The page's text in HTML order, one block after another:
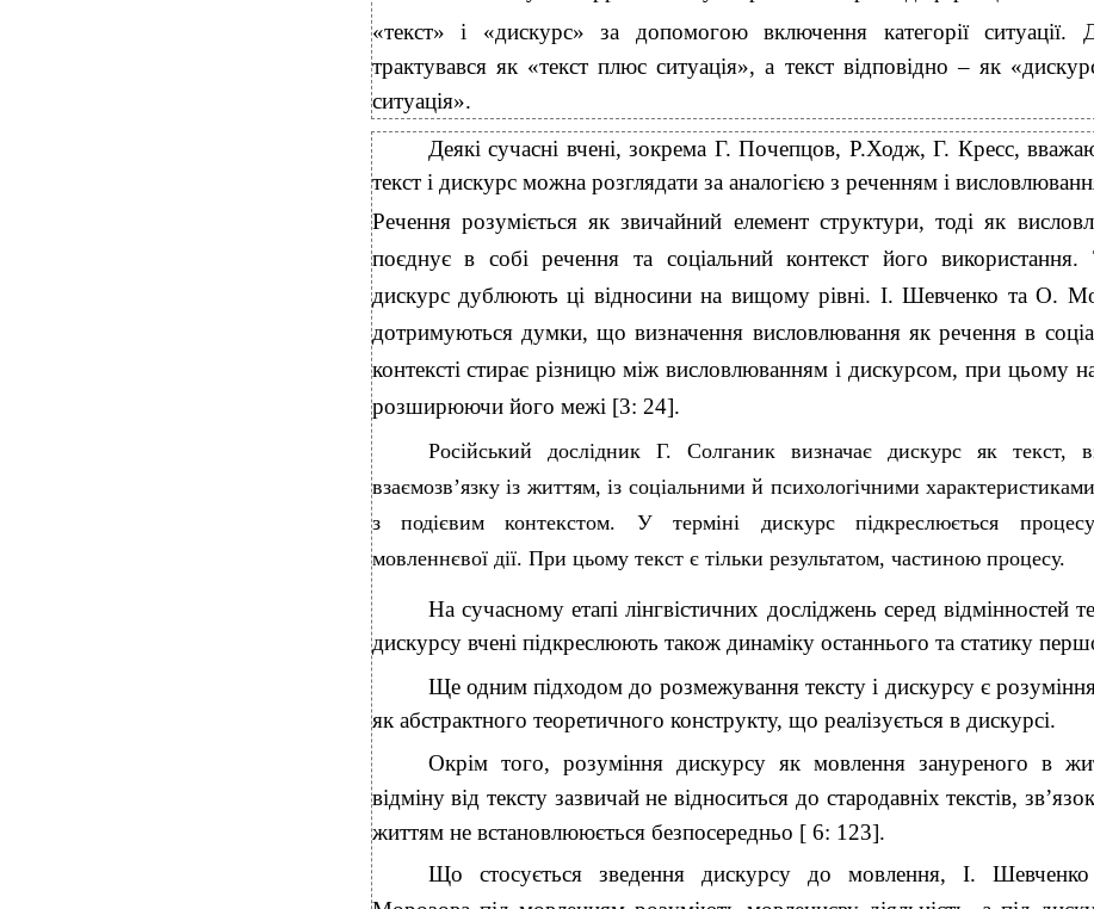
«текст» і «дискурс» за допомогою включення категорії ситуації.
трактувався як «текст плюс ситуація», а текст відповідно – як
ситуація».
Деякі сучасні вчені, зокрема Г. Почепцов, Р.Ходж, Г. Кресс,
текст і дискурс можна розглядати за аналогією з реченням і
Речення розуміється як звичайний елемент структури, тоді як
поєднує в собі речення та соціальний контекст його використання.
дискурс дублюють ці відносини на вищому рівні. І. Шевченко та О.
дотримуються думки, що визначення висловлювання як речення в
контексті стирає різницю між висловлюванням і дискурсом, при цьому
розширюючи його межі [3: 24].
Російський дослідник Г. Солганик визначає дискурс як текст,
взаємозв’язку із життям, із соціальними й психологічними
з подієвим контекстом. У терміні дискурс підкреслюється
мовленнєвої дії. При цьому текст є тільки результатом, частиною процесу.
На сучасному етапі лінгвістичних досліджень серед відмінностей
дискурсу вчені підкреслюють також динаміку останнього та статику
Ще одним підходом до розмежування тексту і дискурсу є
як абстрактного теоретичного конструкту, що реалізується в дискурсі.
Окрім того, розуміння дискурсу як мовлення зануреного в
відміну від тексту зазвичай не відноситься до стародавніх текстів,
життям не встановлююється безпосередньо [ 6: 123].
Що стосується зведення дискурсу до мовлення, І.